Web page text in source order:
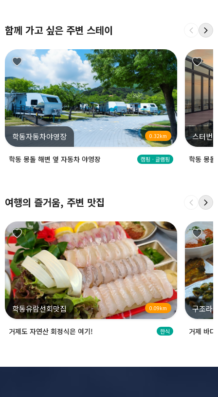
함께 가고 싶은 주변 스테이
학동자동차야영장 0.32km
학동 몽돌 해변 옆 자동차 야영장 캠핑ㆍ글램핑
스터번
학동 몽
여행의 즐거움, 주변 맛집
학동유람선회맛집 0.09km
거제도 자연산 회정식은 여기! 한식
구조라
거제 바